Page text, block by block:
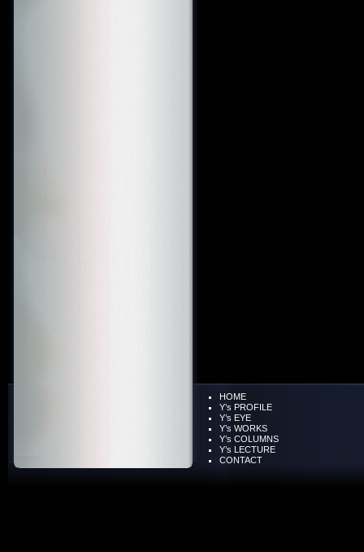
HOME
Y’s PROFILE
Y’s EYE
Y’s WORKS
Y’s COLUMNS
Y’s LECTURE
CONTACT